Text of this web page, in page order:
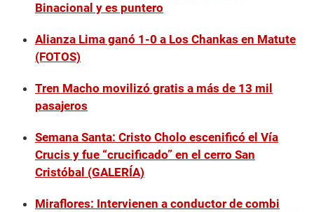
Binacional y es puntero
Alianza Lima ganó 1-0 a Los Chankas en Matute
(FOTOS)
Tren Macho movilizó gratis a más de 13 mil
pasajeros
Semana Santa: Cristo Cholo escenificó el Vía
Crucis y fue “crucificado” en el cerro San
Cristóbal (GALERÍA)
Miraflores: Intervienen a conductor de combi